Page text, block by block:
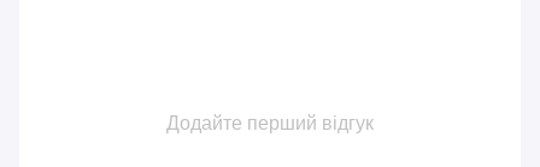
Додайте перший відгук